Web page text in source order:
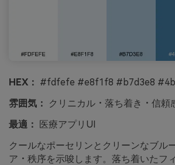
HEX： #fdfefe #e8f1f8 #b7d3e8
雰囲気：
クリニカル・落ち着き・信頼
最適： 医療アプリUI
クールなポーセリンとクリーンなブル
ア・秩序を示唆します。落ち着いたフ